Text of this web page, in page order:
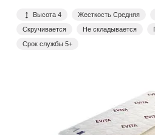
Высота 4 Жесткость Средняя
Скручивается
Не складывается
Срок службы 5+